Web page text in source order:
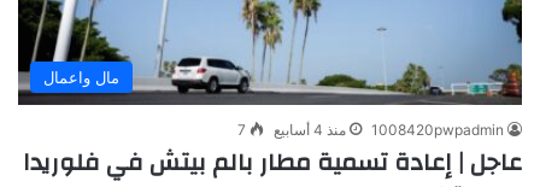
مال واعمال
1008420pwpadmin منذ 4 أسابيع 7
عاجل | إعادة تسمية مطار بالم بيتش في فلوريدا